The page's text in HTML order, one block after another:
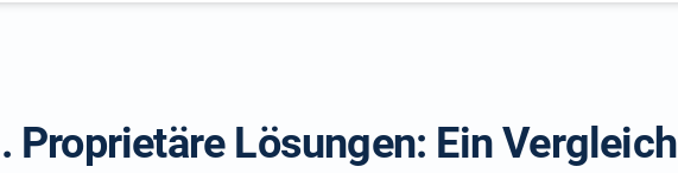
Proprietäre Lösungen: Ein Vergleich